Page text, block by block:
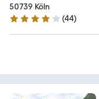
50739 Köln
4.1 Sterne
(44)